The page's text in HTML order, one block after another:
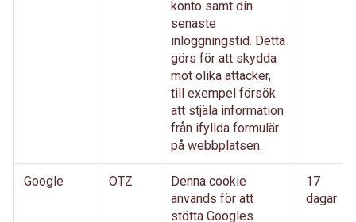
konto samt din
senaste
inloggningstid. Detta
görs för att skydda
mot olika attacker,
till exempel försök
att stjäla information
från ifyllda formulär
på webbplatsen.
Google OTZ
Denna cookie
används för att
stötta Googles
17
dagar